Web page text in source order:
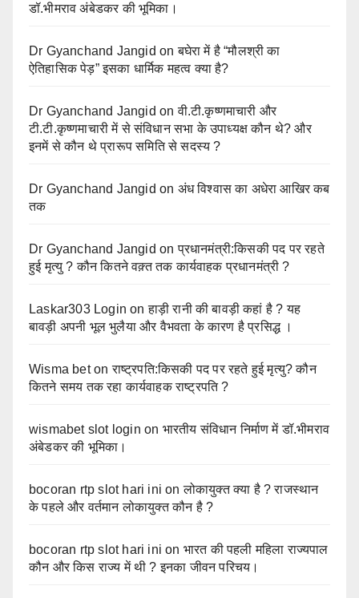
डॉ.भीमराव अंबेडकर की भूमिका।
Dr Gyanchand Jangid onबघेरा में है “मौलश्री का
ऐतिहासिक पेड़” इसका धार्मिक महत्व क्या है?
Dr Gyanchand Jangid onवी.टी.कृष्णमाचारी और
टी.टी.कृष्णमाचारी में से संविधान सभा के उपाध्यक्ष कौन थे? और
इनमें से कौन थे प्रारूप समिति से सदस्य ?
Dr Gyanchand Jangid on अंध विश्वास का अधेरा आखिर कब
तक
Dr Gyanchand Jangid onप्रधानमंत्री:किसकी पद पर रहते
हुई मृत्यु ? कौन कितने वक़्त तक कार्यवाहक प्रधानमंत्री ?
Laskar303 Login onहाड़ी रानी की बावड़ी कहां है ? यह
बावड़ी अपनी भूल भुलैया और वैभवता के कारण है प्रसिद्ध ।
Wisma betonराष्ट्रपति:किसकी पद पर रहते हुई मृत्यु? कौन
कितने समय तक रहा कार्यवाहक राष्ट्रपति ?
wismabet slot login on भारतीय संविधान निर्माण में डॉ.भीमराव
अंबेडकर की भूमिका।
bocoran rtp slot hari ini onलोकायुक्त क्या है ? राजस्थान
के पहले और वर्तमान लोकायुक्त कौन है ?
bocoran rtp slot hari ini on भारत की पहली महिला राज्यपाल
कौन और किस राज्य में थी ? इनका जीवन परिचय।